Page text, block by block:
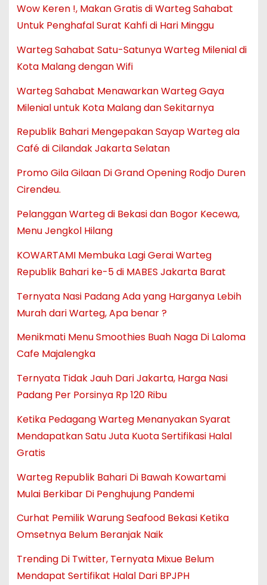
Wow Keren !, Makan Gratis di Warteg Sahabat
Untuk Penghafal Surat Kahfi di Hari Minggu
Warteg Sahabat Satu-Satunya Warteg Milenial di
Kota Malang dengan Wifi
Warteg Sahabat Menawarkan Warteg Gaya
Milenial untuk Kota Malang dan Sekitarnya
Republik Bahari Mengepakan Sayap Warteg ala
Café di Cilandak Jakarta Selatan
Promo Gila Gilaan Di Grand Opening Rodjo Duren
Cirendeu.
Pelanggan Warteg di Bekasi dan Bogor Kecewa,
Menu Jengkol Hilang
KOWARTAMI Membuka Lagi Gerai Warteg
Republik Bahari ke-5 di MABES Jakarta Barat
Ternyata Nasi Padang Ada yang Harganya Lebih
Murah dari Warteg, Apa benar ?
Menikmati Menu Smoothies Buah Naga Di Laloma
Cafe Majalengka
Ternyata Tidak Jauh Dari Jakarta, Harga Nasi
Padang Per Porsinya Rp 120 Ribu
Ketika Pedagang Warteg Menanyakan Syarat
Mendapatkan Satu Juta Kuota Sertifikasi Halal
Gratis
Warteg Republik Bahari Di Bawah Kowartami
Mulai Berkibar Di Penghujung Pandemi
Curhat Pemilik Warung Seafood Bekasi Ketika
Omsetnya Belum Beranjak Naik
Trending Di Twitter, Ternyata Mixue Belum
Mendapat Sertifikat Halal Dari BPJPH